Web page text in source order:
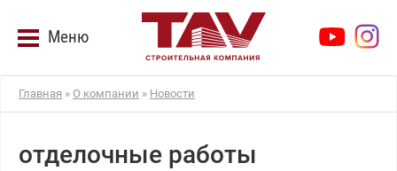
Меню
Главная » О компании » Новости
отделочные работы